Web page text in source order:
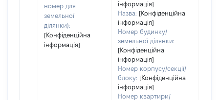
номер для
земельної
ділянки):
[Конфіденційна
інформація]
інформація]
Назва: [Конфіденційна
інформація]
Номер будинку/
земельної ділянки:
[Конфіденційна
інформація]
Номер корпусу/секції/
блоку: [Конфіденційна
інформація]
Номер квартири/